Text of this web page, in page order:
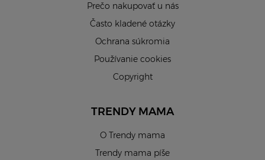
Prečo nakupovať u nás
Často kladené otázky
Ochrana súkromia
Používanie cookies
Copyright
TRENDY MAMA
O Trendy mama
Trendy mama píše